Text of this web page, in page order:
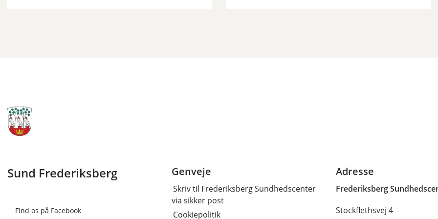
Sund Frederiksberg
Find os på Facebook
Genveje
Skriv til Frederiksberg Sundhedscenter
via sikker post
Cookiepolitik
Adresse
Frederiksberg
Stockflethsvej 4